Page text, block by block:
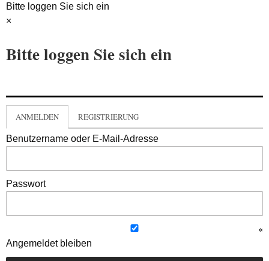
Bitte loggen Sie sich ein
×
Bitte loggen Sie sich ein
ANMELDEN REGISTRIERUNG
Benutzername oder E-Mail-Adresse
Passwort
Angemeldet bleiben